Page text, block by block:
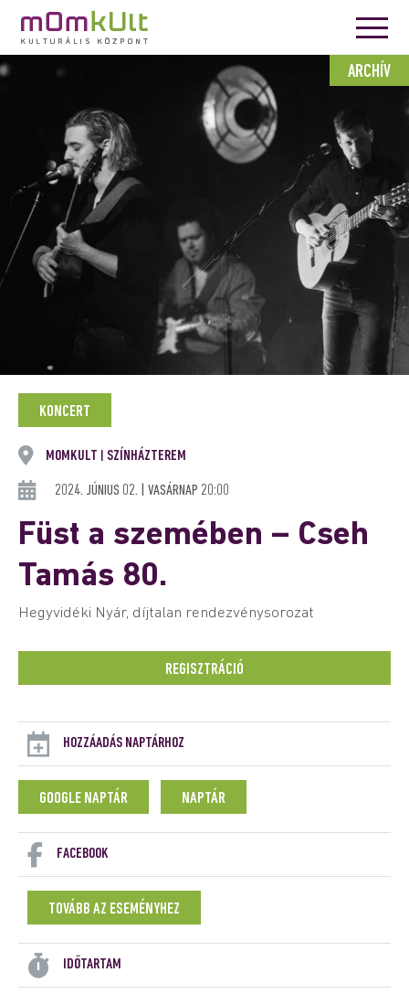
ARCHÍV
KONCERT
MOMKULT SZÍNHÁZTEREM
2024. JÚNIUS 02. | VASÁRNAP 20:00
Füst a szemében – Cseh
Tamás 80.
Hegyvidéki Nyár, díjtalan rendezvénysorozat
REGISZTRÁCIÓ
HOZZÁADÁS NAPTÁRHOZ
GOOGLE NAPTÁR NAPTÁR
FACEBOOK
TOVÁBB AZ ESEMÉNYHEZ
IDŐTARTAM